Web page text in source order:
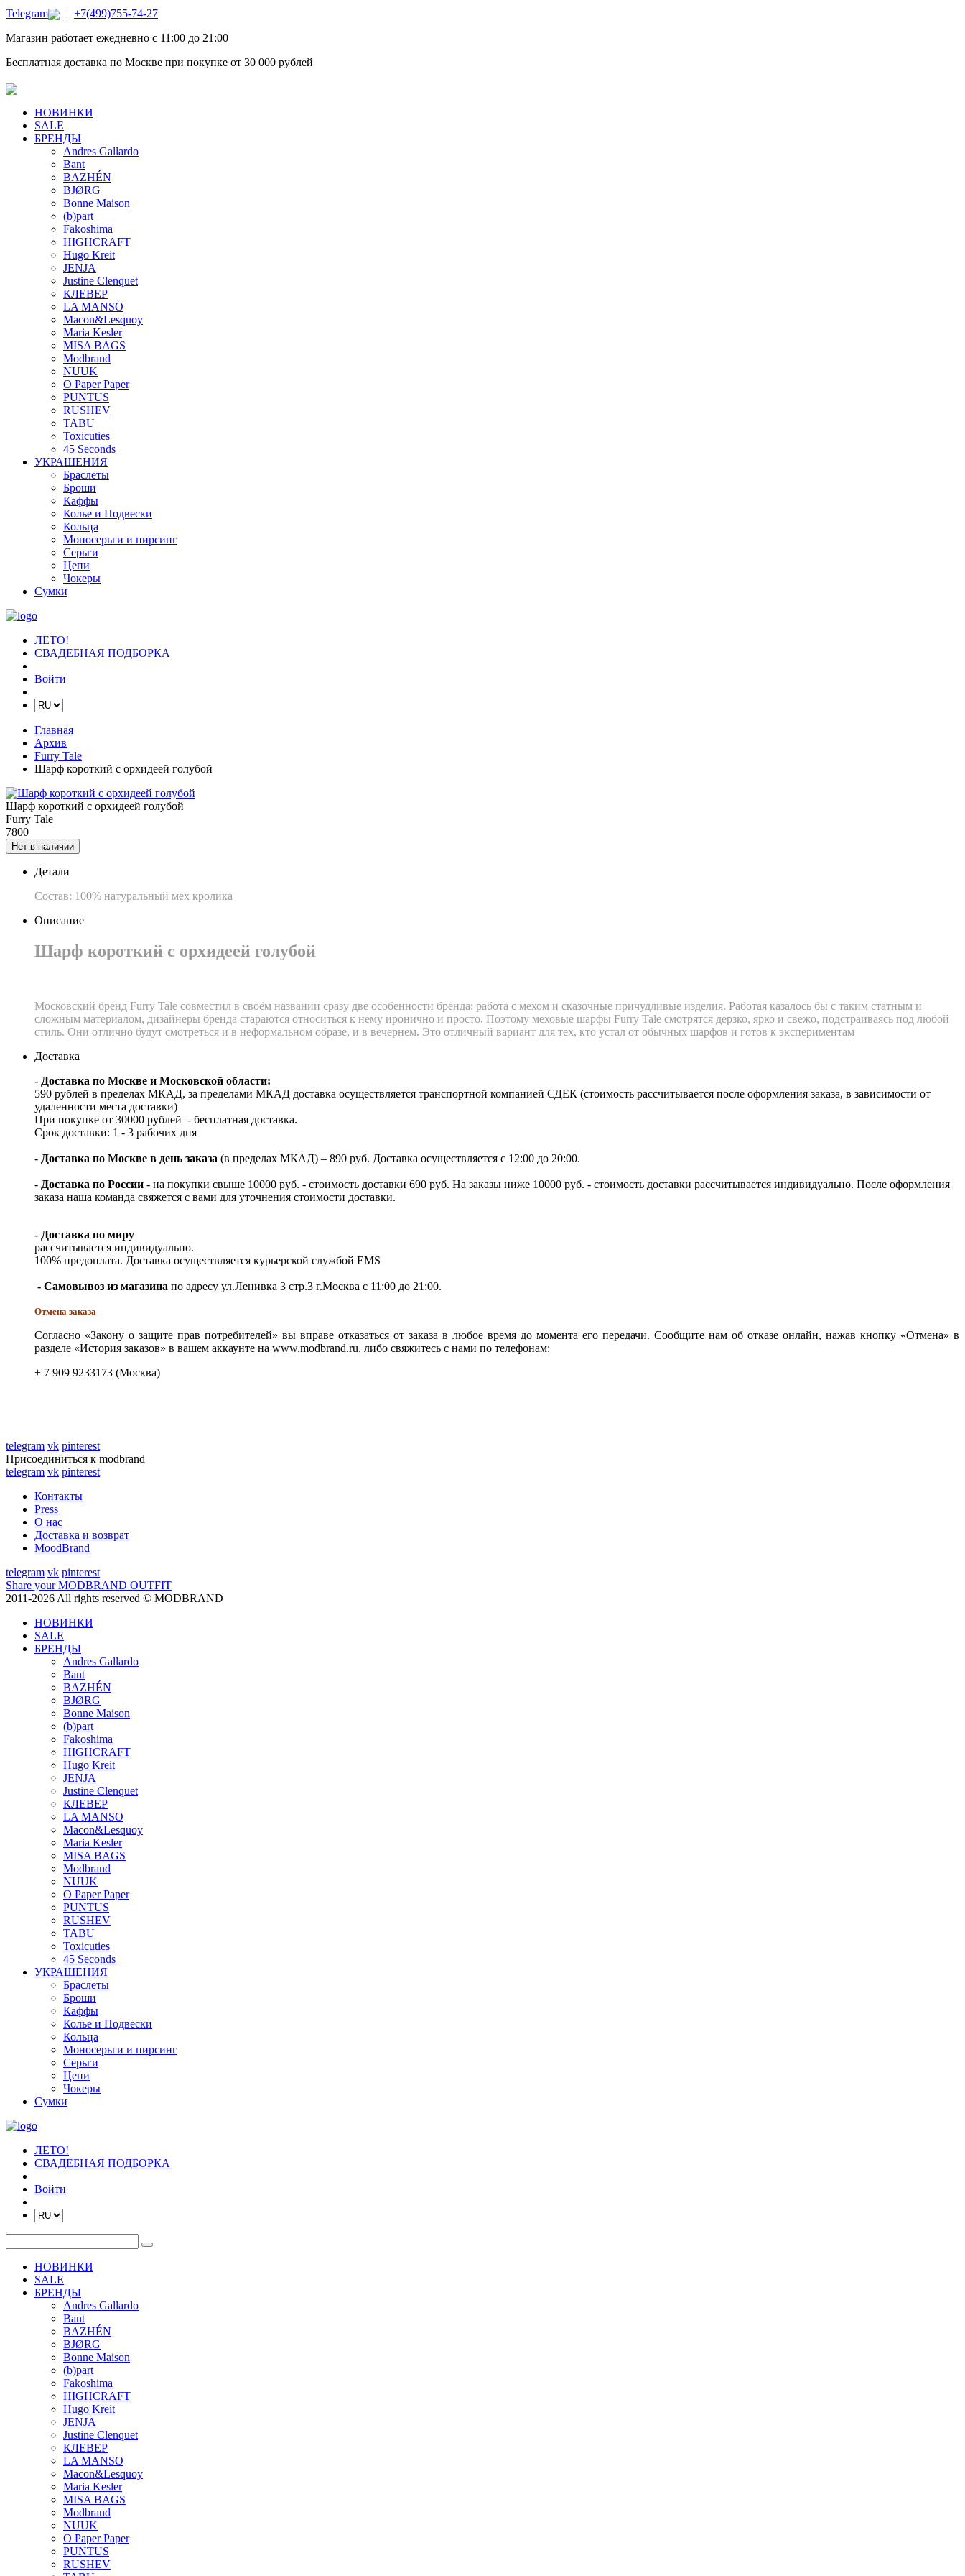
Telegram
+7(499)755-74-27
Магазин работает ежедневно с 11:00 до 21:00
Бесплатная доставка по Москве при покупке от 30 000 рублей
НОВИНКИ
SALE
БРЕНДЫ
Andres Gallardo
Bant
BAZHÉN
BJØRG
Bonne Maison
(b)part
Fakoshima
HIGHCRAFT
Hugo Kreit
JENJA
Justine Clenquet
КЛЕВЕР
LA MANSO
Macon&Lesquoy
Maria Kesler
MISA BAGS
Modbrand
NUUK
O Paper Paper
PUNTUS
RUSHEV
TABU
Toxicuties
45 Seconds
УКРАШЕНИЯ
Браслеты
Броши
Каффы
Колье и Подвески
Кольца
Моносерьги и пирсинг
Серьги
Цепи
Чокеры
Сумки
ЛЕТО!
СВАДЕБНАЯ ПОДБОРКА
Войти
Главная
Архив
Furry Tale
Шарф короткий с орхидеей голубой
Шарф короткий с орхидеей голубой
Furry Tale
7800
Нет в наличии
Детали
Состав: 100% натуральный мех кролика
Описание
Шарф короткий с орхидеей голубой
Московский бренд Furry Tale совместил в своём названии сразу две особенности бренда: работа с мехом и сказочные причудливые изделия. Работая казалось бы с таким статным и
сложным материалом, дизайнеры бренда стараются относиться к нему иронично и просто. Поэтому меховые шарфы Furry Tale смотрятся дерзко, ярко и свежо, подстраиваясь под любой
стиль. Они отлично будут смотреться и в неформальном образе, и в вечернем. Это отличный вариант для тех, кто устал от обычных шарфов и готов к экспериментам
Доставка
- Доставка по Москве и Московской области:
590 рублей в пределах МКАД, за пределами МКАД доставка осуществляется транспортной компанией СДЕК (стоимость рассчитывается после оформления заказа, в зависимости от
удаленности места доставки)
При покупке от 30000 рублей - бесплатная доставка.
Срок доставки: 1 - 3 рабочих дня
- Доставка по Москве в день заказа (в пределах МКАД) – 890 руб. Доставка осуществляется с 12:00 до 20:00.
- Доставка по России - на покупки свыше 10000 руб. - стоимость доставки 690 руб. На заказы ниже 10000 руб. - стоимость доставки рассчитывается индивидуально. После оформления
заказа наша команда свяжется с вами для уточнения стоимости доставки.
- Доставка по миру
рассчитывается индивидуально.
100% предоплата. Доставка осуществляется курьерской службой EMS
- Самовывоз из магазина по адресу ул.Ленивка 3 стр.3 г.Москва с 11:00 до 21:00.
Отмена заказа
Согласно «Закону о защите прав потребителей» вы вправе отказаться от заказа в любое время до момента его передачи. Сообщите нам об отказе онлайн, нажав кнопку «Отмена» в
разделе «История заказов» в вашем аккаунте на www.modbrand.ru, либо свяжитесь с нами по телефонам:
+ 7 909 9233173 (Москва)
telegram vk pinterest
Присоединиться к modbrand
telegram vk pinterest
Контакты
Press
О нас
Доставка и возврат
MoodBrand
telegram vk pinterest
Share your MODBRAND OUTFIT
2011-2026 All rights reserved © MODBRAND
НОВИНКИ
SALE
БРЕНДЫ
Andres Gallardo
Bant
BAZHÉN
BJØRG
Bonne Maison
(b)part
Fakoshima
HIGHCRAFT
Hugo Kreit
JENJA
Justine Clenquet
КЛЕВЕР
LA MANSO
Macon&Lesquoy
Maria Kesler
MISA BAGS
Modbrand
NUUK
O Paper Paper
PUNTUS
RUSHEV
TABU
Toxicuties
45 Seconds
УКРАШЕНИЯ
Браслеты
Броши
Каффы
Колье и Подвески
Кольца
Моносерьги и пирсинг
Серьги
Цепи
Чокеры
Сумки
ЛЕТО!
СВАДЕБНАЯ ПОДБОРКА
Войти
НОВИНКИ
SALE
БРЕНДЫ
Andres Gallardo
Bant
BAZHÉN
BJØRG
Bonne Maison
(b)part
Fakoshima
HIGHCRAFT
Hugo Kreit
JENJA
Justine Clenquet
КЛЕВЕР
LA MANSO
Macon&Lesquoy
Maria Kesler
MISA BAGS
Modbrand
NUUK
O Paper Paper
PUNTUS
RUSHEV